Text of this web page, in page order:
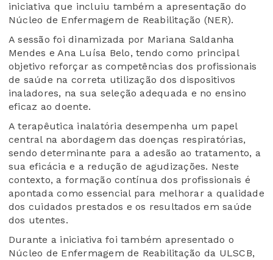
iniciativa que incluiu também a apresentação do
Núcleo de Enfermagem de Reabilitação (NER).
A sessão foi dinamizada por Mariana Saldanha
Mendes e Ana Luísa Belo, tendo como principal
objetivo reforçar as competências dos profissionais
de saúde na correta utilização dos dispositivos
inaladores, na sua seleção adequada e no ensino
eficaz ao doente.
A terapêutica inalatória desempenha um papel
central na abordagem das doenças respiratórias,
sendo determinante para a adesão ao tratamento, a
sua eficácia e a redução de agudizações. Neste
contexto, a formação contínua dos profissionais é
apontada como essencial para melhorar a qualidade
dos cuidados prestados e os resultados em saúde
dos utentes.
Durante a iniciativa foi também apresentado o
Núcleo de Enfermagem de Reabilitação da ULSCB,